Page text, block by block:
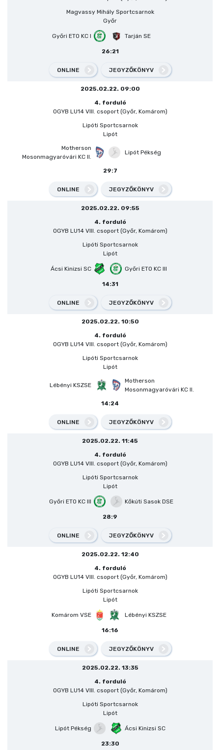
Magvassy Mihály Sportcsarnok
Győr
Győri ETO KC I Tarján SE
26:21
ONLINE JEGYZŐKÖNYV
2025.02.22. 09:00
4. forduló
OGYB LU14 VIII. csoport (Győr, Komárom)
Lipóti Sportcsarnok
Lipót
Motherson
Mosonmagyaróvári KC II.
Lipót Pékség
29:7
ONLINE JEGYZŐKÖNYV
2025.02.22. 09:55
4. forduló
OGYB LU14 VIII. csoport (Győr, Komárom)
Lipóti Sportcsarnok
Lipót
Ácsi Kinizsi SC Győri ETO KC III
14:31
ONLINE JEGYZŐKÖNYV
2025.02.22. 10:50
4. forduló
OGYB LU14 VIII. csoport (Győr, Komárom)
Lipóti Sportcsarnok
Lipót
Lébényi KSZSE
Motherson
Mosonmagyaróvári KC II.
14:24
ONLINE JEGYZŐKÖNYV
2025.02.22. 11:45
4. forduló
OGYB LU14 VIII. csoport (Győr, Komárom)
Lipóti Sportcsarnok
Lipót
Győri ETO KC III Kőkúti Sasok DSE
28:9
ONLINE JEGYZŐKÖNYV
2025.02.22. 12:40
4. forduló
OGYB LU14 VIII. csoport (Győr, Komárom)
Lipóti Sportcsarnok
Lipót
Komárom VSE Lébényi KSZSE
16:16
ONLINE JEGYZŐKÖNYV
2025.02.22. 13:35
4. forduló
OGYB LU14 VIII. csoport (Győr, Komárom)
Lipóti Sportcsarnok
Lipót
Lipót Pékség Ácsi Kinizsi SC
23:30